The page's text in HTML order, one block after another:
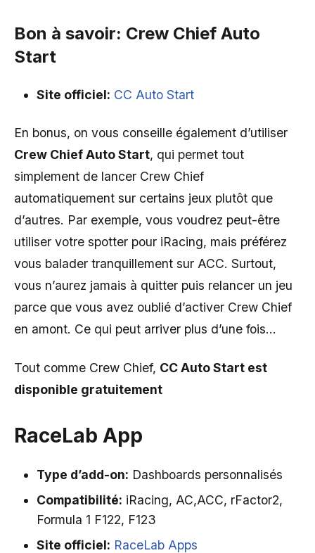
Bon à savoir: Crew Chief Auto
Start
Site officiel: CC Auto Start
En bonus, on vous conseille également d’utiliser
Crew Chief Auto Start, qui permet tout
simplement de lancer Crew Chief
automatiquement sur certains jeux plutôt que
d’autres. Par exemple, vous voudrez peut-être
utiliser votre spotter pour iRacing, mais préférez
vous balader tranquillement sur ACC. Surtout,
vous n’aurez jamais à quitter puis relancer un jeu
parce que vous avez oublié d’activer Crew Chief
en amont. Ce qui peut arriver plus d’une fois…
Tout comme Crew Chief, CC Auto Start est
disponible gratuitement
RaceLab App
Type d’add-on: Dashboards personnalisés
Compatibilité: iRacing, AC,ACC, rFactor2,
Formula 1 F122, F123
Site officiel: RaceLab Apps